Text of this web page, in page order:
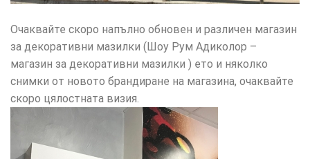
Очаквайте скоро напълно обновен и различен магазин
за декоративни мазилки (Шоу Рум Адиколор –
магазин за декоративни мазилки ) ето и няколко
снимки от новото брандиране на магазина, очаквайте
скоро цялостната визия.